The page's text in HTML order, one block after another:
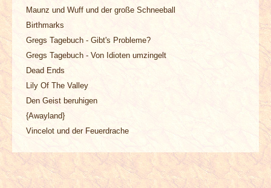
ARCHIV
Maunz und Wuff und der große Schneeball
Birthmarks
Gregs Tagebuch - Gibt's Probleme?
Gregs Tagebuch - Von Idioten umzingelt
Dead Ends
Lily Of The Valley
Den Geist beruhigen
{Awayland}
Vincelot und der Feuerdrache